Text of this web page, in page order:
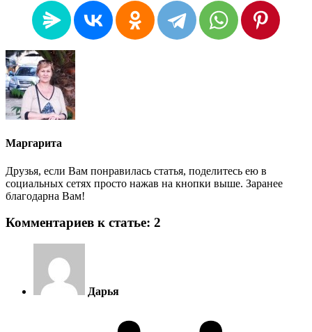
Маргарита
Друзья, если Вам понравилась статья, поделитесь ею в
социальных сетях просто нажав на кнопки выше. Заранее
благодарна Вам!
Комментариев к статье: 2
Дарья